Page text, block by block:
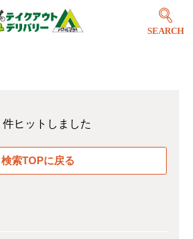
SEARCH
件ヒットしました
検索TOPに戻る